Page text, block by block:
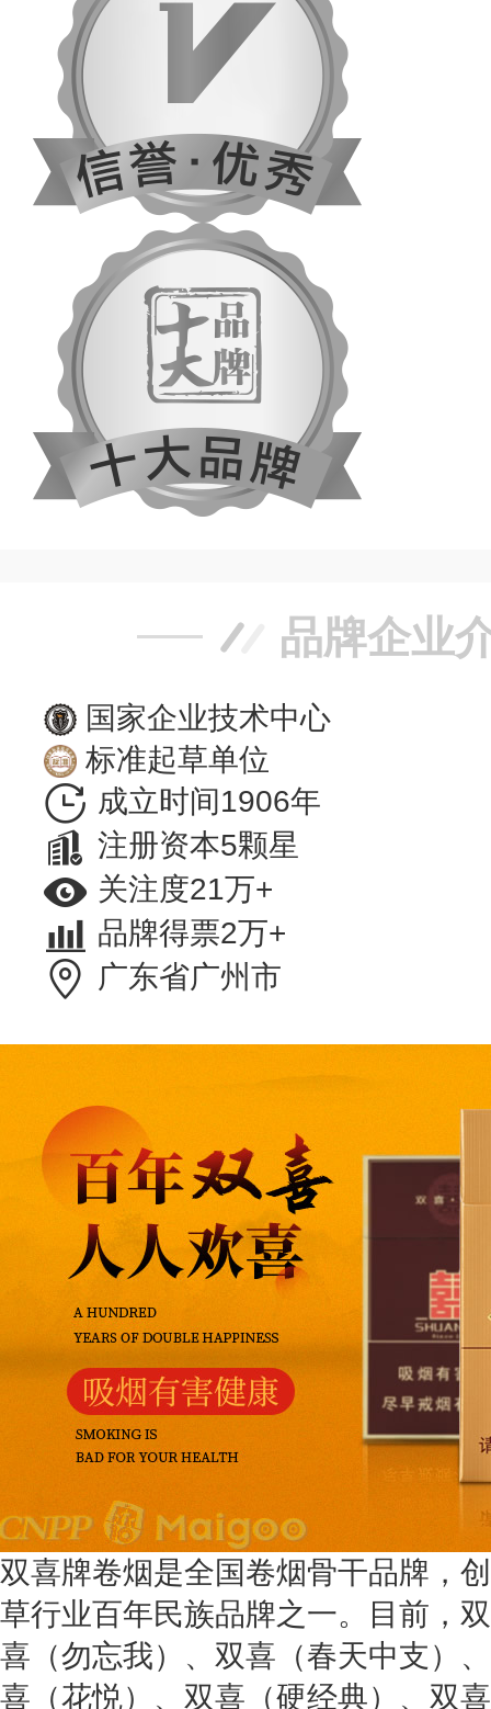
品牌企业
国家企业技术中心
标准起草单位
成立时间1906年
注册资本5颗星
关注度21万+
品牌得票2万+
广东省广州市
双喜牌卷烟是全国卷烟骨干品牌，
草行业百年民族品牌之一。目前，
喜（勿忘我）、双喜（春天中支）
喜（花悦）、双喜（硬经典）、双